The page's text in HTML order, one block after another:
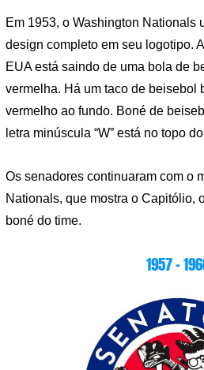
Em 1953, o Washington Nationals
design completo em seu logotipo.
EUA está saindo de uma bola de
vermelha. Há um taco de beisebol
vermelho ao fundo. Boné de
letra minúscula “W” está no topo
Os senadores continuaram com o
Nationals, que mostra o Capitólio,
boné do time.
1957 –